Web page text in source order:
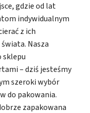
gdzie od lat
indywidualnym
z ich
Nasza
sklepu
– dziś jesteśmy
szeroki wybór
do pakowania.
zapakowana